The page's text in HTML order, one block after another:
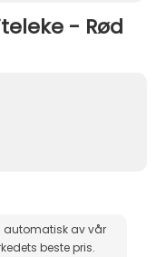
- Rød
automatisk av vår